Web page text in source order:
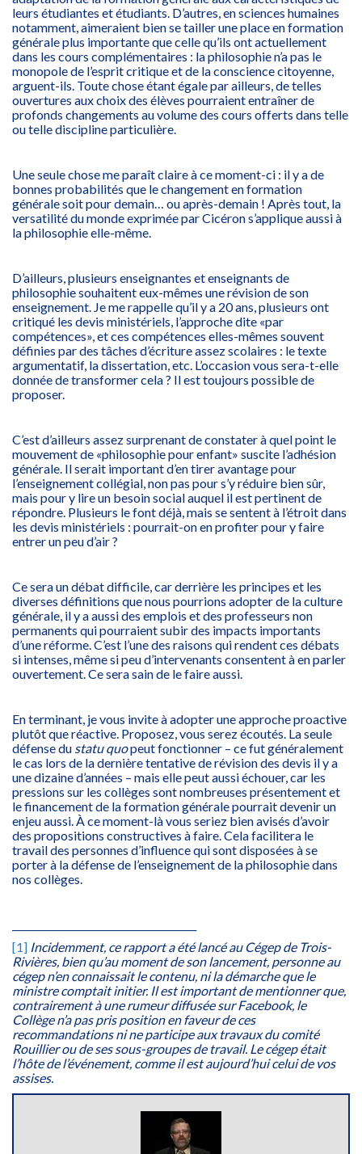
leurs étudiantes et étudiants. D’autres, en sciences humaines
notamment, aimeraient bien se tailler une place en formation
générale plus importante que celle qu’ils ont actuellement
dans les cours complémentaires : la philosophie n’a pas le
monopole de l’esprit critique et de la conscience citoyenne,
arguent-ils. Toute chose étant égale par ailleurs, de telles
ouvertures aux choix des élèves pourraient entraîner de
profonds changements au volume des cours offerts dans telle
ou telle discipline particulière.
Une seule chose me paraît claire à ce moment-ci : il y a de
bonnes probabilités que le changement en formation
générale soit pour demain… ou après-demain ! Après tout, la
versatilité du monde exprimée par Cicéron s’applique aussi à
la philosophie elle-même.
D’ailleurs, plusieurs enseignantes et enseignants de
philosophie souhaitent eux-mêmes une révision de son
enseignement. Je me rappelle qu’il y a 20 ans, plusieurs ont
critiqué les devis ministériels, l’approche dite «par
compétences», et ces compétences elles-mêmes souvent
définies par des tâches d’écriture assez scolaires : le texte
argumentatif, la dissertation, etc. L’occasion vous sera-t-elle
donnée de transformer cela ? Il est toujours possible de
proposer.
C’est d’ailleurs assez surprenant de constater à quel point le
mouvement de «philosophie pour enfant» suscite l’adhésion
générale. Il serait important d’en tirer avantage pour
l’enseignement collégial, non pas pour s’y réduire bien sûr,
mais pour y lire un besoin social auquel il est pertinent de
répondre. Plusieurs le font déjà, mais se sentent à l’étroit dans
les devis ministériels : pourrait-on en profiter pour y faire
entrer un peu d’air ?
Ce sera un débat difficile, car derrière les principes et les
diverses définitions que nous pourrions adopter de la culture
générale, il y a aussi des emplois et des professeurs non
permanents qui pourraient subir des impacts importants
d’une réforme. C’est l’une des raisons qui rendent ces débats
si intenses, même si peu d’intervenants consentent à en parler
ouvertement. Ce sera sain de le faire aussi.
En terminant, je vous invite à adopter une approche proactive
plutôt que réactive. Proposez, vous serez écoutés. La seule
défense du statu quopeut fonctionner – ce fut généralement
le cas lors de la dernière tentative de révision des devis il y a
une dizaine d’années – mais elle peut aussi échouer, car les
pressions sur les collèges sont nombreuses présentement et
le financement de la formation générale pourrait devenir un
enjeu aussi. À ce moment-là vous seriez bien avisés d’avoir
des propositions constructives à faire. Cela facilitera le
travail des personnes d’influence qui sont disposées à se
porter à la défense de l’enseignement de la philosophie dans
nos collèges.
[1] Incidemment, ce rapport a été lancé au Cégep de Trois-
Rivières, bien qu’au moment de son lancement, personne au
cégep n’en connaissait le contenu, ni la démarche que le
ministre comptait initier. Il est important de mentionner que,
contrairement à une rumeur diffusée sur Facebook, le
Collège n’a pas pris position en faveur de ces
recommandations ni ne participe aux travaux du comité
Rouillier ou de ses sous-groupes de travail. Le cégep était
l’hôte de l’événement, comme il est aujourd’hui celui de vos
assises.